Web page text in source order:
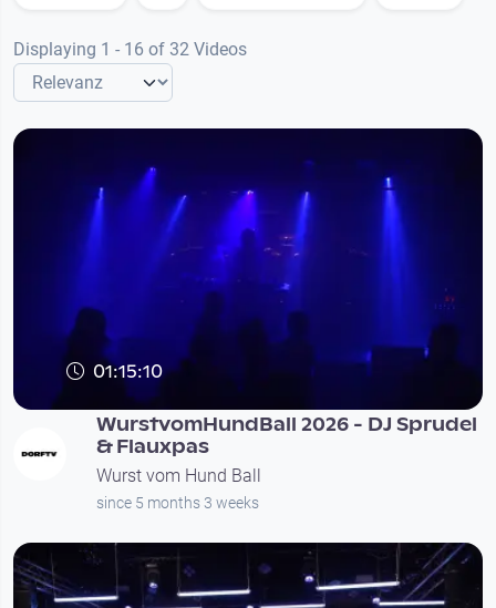
Displaying 1 - 16 of 32 Videos
01:15:10
Ein Abend für Vielfalt, Kultur & Solidarität
WurstvomHundBall 2026 - DJ Sprudel
& Flauxpas
Wurst vom Hund Ball
since 5 months 3 weeks